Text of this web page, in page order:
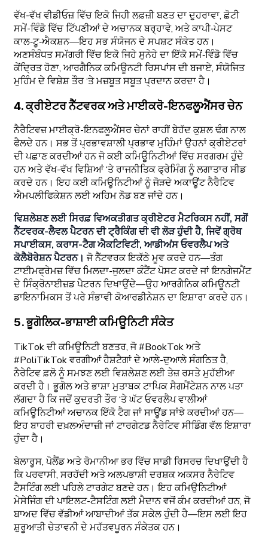
ਵੱਖ-ਵੱਖ ਵੀਡੀਓਜ਼ ਵਿੱਚ ਇਕੋ ਜਿਹੀ ਲਫ਼ਜ਼ੀ ਬਣਤ ਦਾ ਦੁਹਰਾਵਾ, ਛੋਟੀ
ਸਮੇਂ-ਵਿੰਡੋ ਵਿੱਚ ਟਿੱਪਣੀਆਂ ਦੇ ਅਚਾਨਕ ਬਰ੍ਹਾਵੇ, ਅਤੇ ਕਾਪੀ‑ਪੇਸਟ
ਕਾਲ‑ਟੂ‑ਐਕਸ਼ਨ—ਇਹ ਸਭ ਸੰਯੋਜਨ ਦੇ ਸਪਸ਼ਟ ਸੰਕੇਤ ਹਨ।
ਅਣਸੰਬੰਧਤ ਸਮੱਗਰੀ ਵਿੱਚ ਇਕੋ ਜਿਹੇ ਸੁਨੇਹੇ ਦਾ ਇੱਕੋ ਸਮੇਂ‑ਵਿੰਡੋ ਵਿੱਚ
ਕੇਂਦ੍ਰਿਤ ਹੋਣਾ, ਆਰਗੈਨਿਕ ਕਮਿਊਨਟੀ ਰਿਸਪਾਂਸ ਦੀ ਬਜਾਏ, ਸੰਯੋਜਿਤ
ਮੁਹਿੰਮ ਦੇ ਵਿਸ਼ੇਸ਼ ਤੌਰ ‘ਤੇ ਮਜ਼ਬੂਤ ਸਬੂਤ ਪ੍ਰਦਾਨ ਕਰਦਾ ਹੈ।
4. ਕ੍ਰੀਏਟਰ ਨੈੱਟਵਰਕ ਅਤੇ ਮਾਈਕਰੋ-ਇਨਫਲੂਐਂਸਰ ਚੇਨ
ਨੈਰੈਟਿਵਜ਼ ਮਾਈਕ੍ਰੋ-ਇਨਫਲੂਐਂਸਰ ਚੇਨਾਂ ਰਾਹੀਂ ਬੇਹੱਦ ਕੁਸ਼ਲ ਢੰਗ ਨਾਲ
ਫੈਲਦੇ ਹਨ। ਸਭ ਤੋਂ ਪ੍ਰਭਾਵਸ਼ਾਲੀ ਪ੍ਰਭਾਵ ਮੁਹਿੰਮਾਂ ਉਹਨਾਂ ਕ੍ਰੀਏਟਰਾਂ
ਦੀ ਪਛਾਣ ਕਰਦੀਆਂ ਹਨ ਜੋ ਕਈ ਕਮਿਊਨਿਟੀਆਂ ਵਿੱਚ ਸਰਗਰਮ ਹੁੰਦੇ
ਹਨ ਅਤੇ ਵੱਖ-ਵੱਖ ਵਿਸ਼ਿਆਂ ‘ਤੇ ਰਾਜਨੀਤਿਕ ਫ੍ਰੇਮਿੰਗ ਨੂੰ ਲਗਾਤਾਰ ਸੀਡ
ਕਰਦੇ ਹਨ। ਇਹ ਕਈ ਕਮਿਊਨਿਟੀਆਂ ਨੂੰ ਜੋੜਦੇ ਅਕਾਊਂਟ ਨੈਰੈਟਿਵ
ਐਮਪਲੀਫਿਕੇਸ਼ਨ ਲਈ ਅਹਿਮ ਨੋਡ ਬਣ ਜਾਂਦੇ ਹਨ।
ਵਿਸ਼ਲੇਸ਼ਣ ਲਈ ਸਿਰਫ਼ ਵਿਅਕਤੀਗਤ ਕ੍ਰੀਏਟਰ ਮੈਟਰਿਕਸ ਨਹੀਂ, ਸਗੋਂ
ਨੈੱਟਵਰਕ-ਲੈਵਲ ਪੈਟਰਨ ਦੀ ਟ੍ਰੈਕਿੰਗ ਦੀ ਵੀ ਲੋੜ ਹੁੰਦੀ ਹੈ, ਜਿਵੇਂ ਗ੍ਰੋਥ
ਸਪਾਈਕਸ, ਕਰਾਸ-ਟੈਗ ਐਕਟਿਵਿਟੀ, ਆਡੀਅਂਸ ਓਵਰਲੈਪ ਅਤੇ
ਕੋਲੈਬੋਰੇਸ਼ਨ ਪੈਟਰਨ। ਜੋ ਨੈੱਟਵਰਕ ਇਕੱਠੇ ਮੂਵ ਕਰਦੇ ਹਨ—ਤੰਗ
ਟਾਈਮਫ੍ਰੇਮਜ਼ ਵਿੱਚ ਮਿਲਦਾ-ਜੁਲਦਾ ਕੰਟੈਂਟ ਪੋਸਟ ਕਰਦੇ ਜਾਂ ਇਨਗੇਜਮੈਂਟ
ਦੇ ਸਿੰਕ੍ਰੋਨਾਈਜ਼ਡ ਪੈਟਰਨ ਦਿਖਾਉਂਦੇ—ਉਹ ਆਰਗੈਨਿਕ ਕਮਿਊਨਟੀ
ਡਾਇਨਾਮਿਕਸ ਤੋਂ ਪਰੇ ਸੰਭਾਵੀ ਕੋਆਰਡੀਨੇਸ਼ਨ ਦਾ ਇਸ਼ਾਰਾ ਕਰਦੇ ਹਨ।
5. ਭੂਗੋਲਿਕ-ਭਾਸ਼ਾਈ ਕਮਿਊਨਿਟੀ ਸੰਕੇਤ
TikTok ਦੀ ਕਮਿਊਨਿਟੀ ਬਣਤਰ, ਜੋ #BookTok ਅਤੇ
#PoliTikTok ਵਰਗੀਆਂ ਹੈਸ਼ਟੈਗਾਂ ਦੇ ਆਲੇ-ਦੁਆਲੇ ਸੰਗਠਿਤ ਹੈ,
ਨੈਰੇਟਿਵ ਫ਼ਲੋ ਨੂੰ ਸਮਝਣ ਲਈ ਵਿਸ਼ਲੇਸ਼ਣ ਲਈ ਤੇਜ਼ ਰਸਤੇ ਮੁਹੱਈਆ
ਕਰਦੀ ਹੈ। ਭੂਗੋਲ ਅਤੇ ਭਾਸ਼ਾ ਮੁਤਾਬਕ ਟਾਪਿਕ ਸੈਗਮੈਂਟੇਸ਼ਨ ਨਾਲ ਪਤਾ
ਲੱਗਦਾ ਹੈ ਕਿ ਜਦੋਂ ਕੁਦਰਤੀ ਤੌਰ ‘ਤੇ ਘੱਟ ਓਵਰਲੈਪ ਵਾਲੀਆਂ
ਕਮਿਊਨਿਟੀਆਂ ਅਚਾਨਕ ਇੱਕੋ ਟੈਗ ਜਾਂ ਸਾਊਂਡ ਸਾਂਝੇ ਕਰਦੀਆਂ ਹਨ—
ਇਹ ਬਾਹਰੀ ਦਖ਼ਲਅੰਦਾਜ਼ੀ ਜਾਂ ਟਾਰਗੇਟਡ ਨੈਰੇਟਿਵ ਸੀਡਿੰਗ ਵੱਲ ਇਸ਼ਾਰਾ
ਹੁੰਦਾ ਹੈ।
ਬੇਲਾਰੂਸ, ਪੋਲੈਂਡ ਅਤੇ ਰੋਮਾਨੀਆ ਭਰ ਵਿੱਚ ਸਾਡੀ ਰਿਸਰਚ ਦਿਖਾਉਂਦੀ ਹੈ
ਕਿ ਪਰਵਾਸੀ, ਸਰਹੱਦੀ ਅਤੇ ਅਲਪਭਾਸ਼ੀ ਦਰਸ਼ਕ ਅਕਸਰ ਨੈਰੇਟਿਵ
ਟੈਸਟਿੰਗ ਲਈ ਪਹਿਲੇ ਟਾਰਗੇਟ ਬਣਦੇ ਹਨ। ਇਹ ਕਮਿਉਨਿਟੀਆਂ
ਮੇਸੇਜਿੰਗ ਦੀ ਪਾਇਲਟ-ਟੈਸਟਿੰਗ ਲਈ ਮੈਦਾਨ ਵਜੋਂ ਕੰਮ ਕਰਦੀਆਂ ਹਨ, ਜੋ
ਬਾਅਦ ਵਿੱਚ ਵੱਡੀਆਂ ਆਬਾਦੀਆਂ ਤੱਕ ਸਕੇਲ ਹੁੰਦੀ ਹੈ—ਇਸ ਲਈ ਇਹ
ਸ਼ੁਰੂਆਤੀ ਚੇਤਾਵਨੀ ਦੇ ਮਹੱਤਵਪੂਰਨ ਸੰਕੇਤਕ ਹਨ।